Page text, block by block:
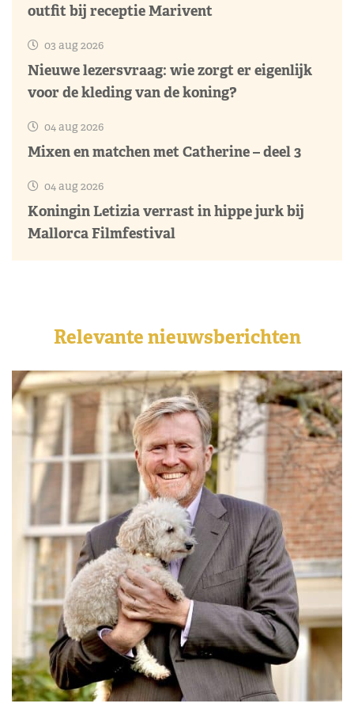
outfit bij receptie Marivent
03 aug 2026
Nieuwe lezersvraag: wie zorgt er eigenlijk
voor de kleding van de koning?
04 aug 2026
Mixen en matchen met Catherine – deel 3
04 aug 2026
Koningin Letizia verrast in hippe jurk bij
Mallorca Filmfestival
Relevante nieuwsberichten